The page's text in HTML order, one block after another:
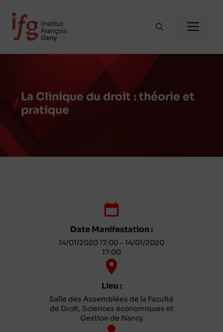
contenu
La Clinique du droit : théorie et
pratique
Date Manifestation :
14/01/2020 17:00 - 14/01/2020
17:00
Lieu :
Salle des Assemblées de la Faculté
de Droit, Sciences économiques et
Gestion de Nancy